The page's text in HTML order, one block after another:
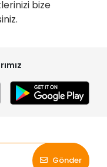
bize
Gönder